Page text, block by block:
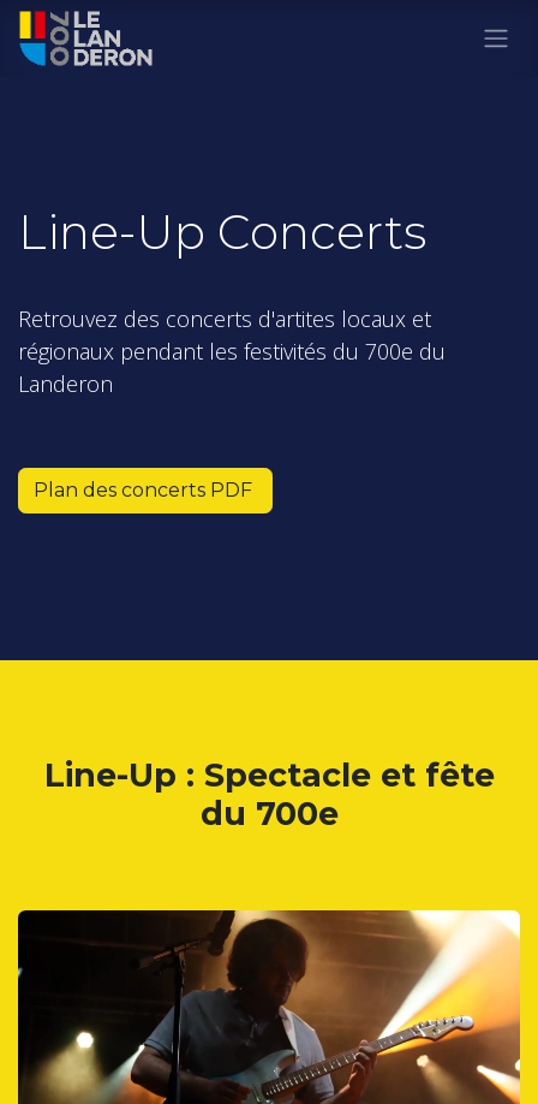
Se rendre au contenu
Line-Up Concerts
Retrouvez des concerts d'artites locaux et
régionaux pendant les festivités du 700e du
Landeron
Plan des concerts PDF
Line-Up : Spectacle et fête
du 700e